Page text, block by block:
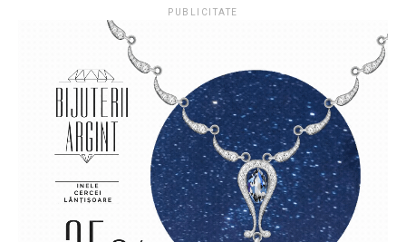
PUBLICITATE